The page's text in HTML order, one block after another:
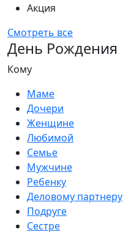
Акция
Смотреть все
День Рождения
Кому
Маме
Дочери
Женщине
Любимой
Семье
Мужчине
Ребенку
Деловому партнеру
Подруге
Сестре